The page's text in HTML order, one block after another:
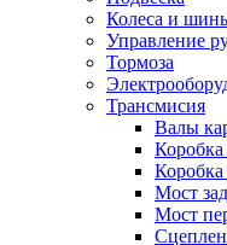
Колеса и
Управление
Тормоза
Трансмисия
Валы
Коробка
Коробка
Мост
Мост